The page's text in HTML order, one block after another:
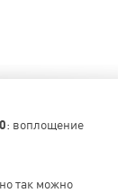
: воплощение
так можно